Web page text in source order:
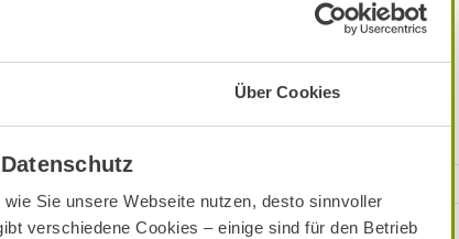
Über Cookies
Sie unsere Webseite nutzen, desto sinnvoller
verschiedene Cookies – einige sind für den Betrieb
4,85g